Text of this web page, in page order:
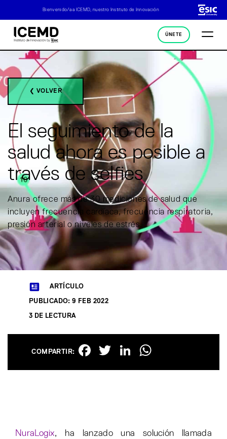
Bienvenido/a a ICEMD, nuestro Instituto de Innovación
ÚNETE
❮ VOLVER
El seguimiento de la
salud ahora es posible a
través de selfies
Anura ofrece más de 30 mediciones de salud que
incluyen frecuencia cardíaca, frecuencia respiratoria,
presión arterial o niveles de estrés.
ARTÍCULO
PUBLICADO: 9 FEB 2022
3 DE LECTURA
COMPARTIR: Facebook
TwitterLinkedIn
NuraLogix, ha lanzado una solución llamada